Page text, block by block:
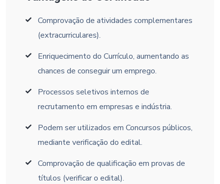
Comprovação de atividades complementares
(extracurriculares).
Enriquecimento do Currículo, aumentando as
chances de conseguir um emprego.
Processos seletivos internos de
recrutamento em empresas e indústria.
Podem ser utilizados em Concursos públicos,
mediante verificação do edital.
Comprovação de qualificação em provas de
títulos (verificar o edital).